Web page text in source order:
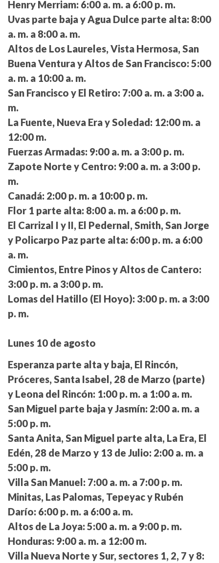
Henry Merriam: 6:00 a. m. a 6:00 p. m.
Uvas parte baja y Agua Dulce parte alta: 8:00
a. m. a 8:00 a. m.
Altos de Los Laureles, Vista Hermosa, San
Buena Ventura y Altos de San Francisco: 5:00
a. m. a 10:00 a. m.
San Francisco y El Retiro: 7:00 a. m. a 3:00 a.
m.
La Fuente, Nueva Era y Soledad: 12:00 m. a
12:00 m.
Fuerzas Armadas: 9:00 a. m. a 3:00 p. m.
Zapote Norte y Centro: 9:00 a. m. a 3:00 p.
m.
Canadá: 2:00 p. m. a 10:00 p. m.
Flor 1 parte alta: 8:00 a. m. a 6:00 p. m.
El Carrizal I y II, El Pedernal, Smith, San Jorge
y Policarpo Paz parte alta: 6:00 p. m. a 6:00
a. m.
Cimientos, Entre Pinos y Altos de Cantero:
3:00 p. m. a 3:00 p. m.
Lomas del Hatillo (El Hoyo): 3:00 p. m. a 3:00
p. m.
Lunes 10 de agosto
Esperanza parte alta y baja, El Rincón,
Próceres, Santa Isabel, 28 de Marzo (parte)
y Leona del Rincón: 1:00 p. m. a 1:00 a. m.
San Miguel parte baja y Jasmín: 2:00 a. m. a
5:00 p. m.
Santa Anita, San Miguel parte alta, La Era, El
Edén, 28 de Marzo y 13 de Julio: 2:00 a. m. a
5:00 p. m.
Villa San Manuel: 7:00 a. m. a 7:00 p. m.
Minitas, Las Palomas, Tepeyac y Rubén
Darío: 6:00 p. m. a 6:00 a. m.
Altos de La Joya: 5:00 a. m. a 9:00 p. m.
Honduras: 9:00 a. m. a 12:00 m.
Villa Nueva Norte y Sur, sectores 1, 2, 7 y 8: